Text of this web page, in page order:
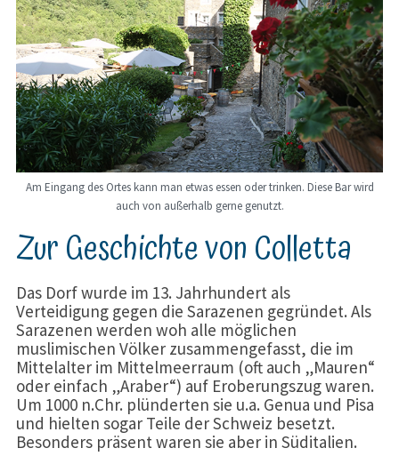
Am Eingang des Ortes kann man etwas essen oder trinken. Diese Bar wird
auch von außerhalb gerne genutzt.
Zur Geschichte von Colletta
Das Dorf wurde im 13. Jahrhundert als
Verteidigung gegen die Sarazenen gegründet. Als
Sarazenen werden woh alle möglichen
muslimischen Völker zusammengefasst, die im
Mittelalter im Mittelmeerraum (oft auch „Mauren“
oder einfach „Araber“) auf Eroberungszug waren.
Um 1000 n.Chr. plünderten sie u.a. Genua und Pisa
und hielten sogar Teile der Schweiz besetzt.
Besonders präsent waren sie aber in Süditalien.